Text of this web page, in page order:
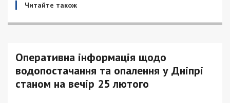
Читайте також
Оперативна інформація щодо
водопостачання та опалення у Дніпрі
станом на вечір 25 лютого